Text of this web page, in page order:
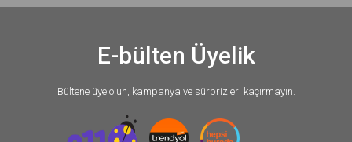
E-bülten Üyelik
Bültene üye olun, kampanya ve sürprizleri kaçırmayın.